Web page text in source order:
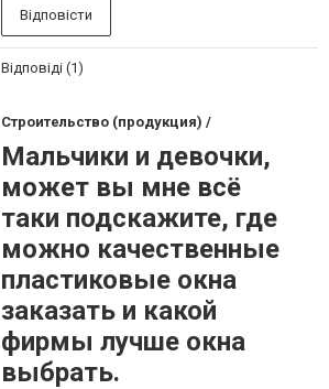
Відповісти
Відповіді (1)
Строительство (продукция) /
Мальчики и девочки,
может вы мне всё
таки подскажите, где
можно качественные
пластиковые окна
заказать и какой
фирмы лучше окна
выбрать.